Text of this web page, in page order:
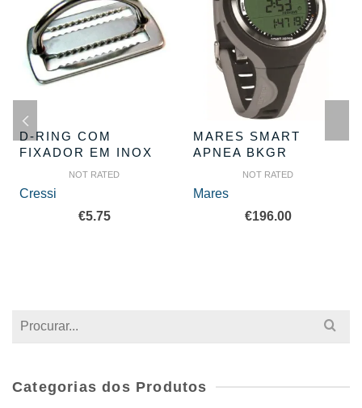
D-RING COM
FIXADOR EM INOX
NOT RATED
Cressi
€5.75
MARES SMART
APNEA BKGR
NOT RATED
Mares
€196.00
Search
Categorias dos Produtos